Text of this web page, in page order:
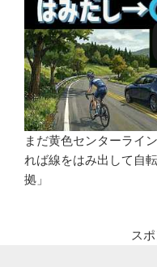
まだ黄色センターライ
れば線をはみ出して自
拠」
ス